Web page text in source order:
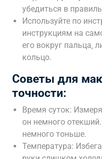
убедиться в
Используйте по
инструкциям на
его вокруг пальца‚
кольцо.
Советы для
точности:
Время суток:
он немного
немного тоньше.
Температура: